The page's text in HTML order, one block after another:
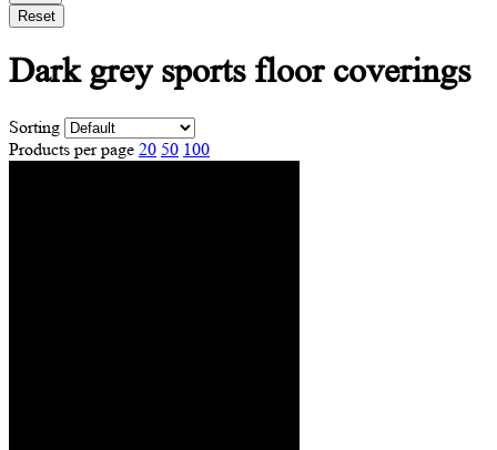
Reset
Dark greysports floor coverings
Sorting
Products per page 20 50 100